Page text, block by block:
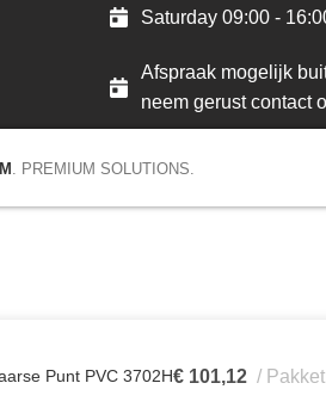
Saturday 09:00 -
Afspraak mogelijk
neem gerust contact
. PREMIUM SOLUTIONS.
Punt PVC 3702H€ 101,12 Pakket